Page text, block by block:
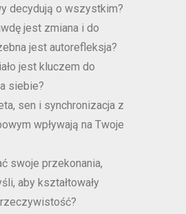
decydują o wszystkim?
jest zmiana i do
jest autorefleksja?
jest kluczem do
siebie?
sen i synchronizacja z
wpływają na Twoje
swoje przekonania,
aby kształtowały